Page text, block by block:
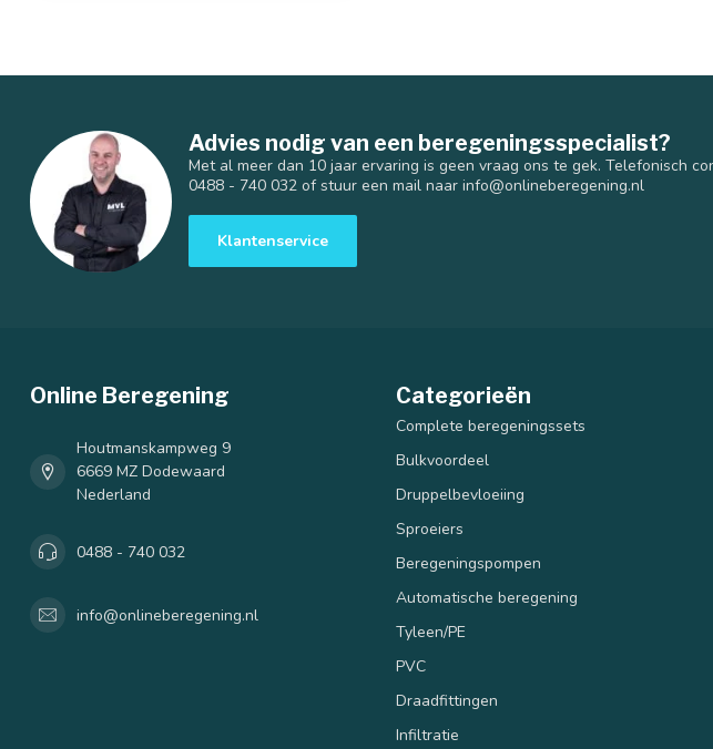
Advies nodig van een beregeningsspecialist?
Met al meer dan 10 jaar ervaring is geen vraag ons te gek. Telefonisch
0488 - 740 032 of stuur een mail naar info@onlineberegening.nl
Klantenservice
Online Beregening
Houtmanskampweg 9
6669 MZ Dodewaard
Nederland
0488 - 740 032
info@onlineberegening.nl
Categorieën
Complete beregeningssets
Bulkvoordeel
Druppelbevloeiing
Sproeiers
Beregeningspompen
Automatische beregening
Tyleen/PE
PVC
Draadfittingen
Infiltratie